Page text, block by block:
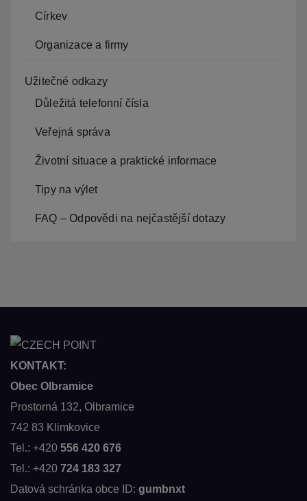
Církev
Organizace a firmy
Užitečné odkazy
Důležitá telefonní čísla
Veřejná správa
Životní situace a praktické informace
Tipy na výlet
FAQ – Odpovědi na nejčastější dotazy
KONTAKT:
Obec Olbramice
Prostorná 132, Olbramice
742 83 Klimkovice
Tel.: +420 556 420 676
Tel.: +420 724 183 327
Datová schránka obce ID: gumbnxt